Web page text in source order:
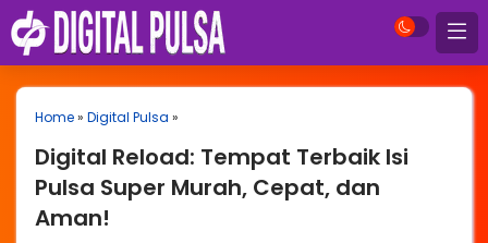
Home» Digital Pulsa »
Digital Reload: Tempat Terbaik Isi
Pulsa Super Murah, Cepat, dan
Aman!